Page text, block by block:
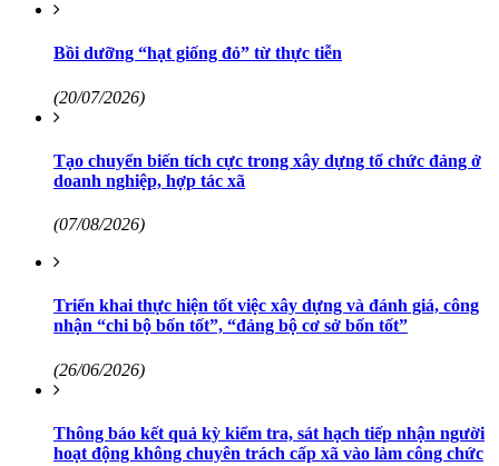
Bồi dưỡng “hạt giống đỏ” từ thực tiễn
(20/07/2026)
Tạo chuyển biến tích cực trong xây dựng tổ chức đảng ở
doanh nghiệp, hợp tác xã
(07/08/2026)
Triển khai thực hiện tốt việc xây dựng và đánh giá, công
nhận “chi bộ bốn tốt”, “đảng bộ cơ sở bốn tốt”
(26/06/2026)
Thông báo kết quả kỳ kiểm tra, sát hạch tiếp nhận người
hoạt động không chuyên trách cấp xã vào làm công chức